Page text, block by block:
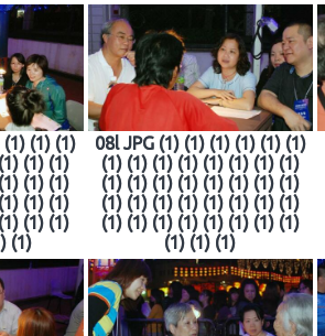
(1) (1) (1)
(1) (1)
(1) (1)
(1) (1)
(1) (1)
(1)
08l JPG (1) (1) (1) (1) (1) (1)
(1) (1) (1) (1) (1) (1) (1) (1)
(1) (1) (1) (1) (1) (1) (1) (1)
(1) (1) (1) (1) (1) (1) (1) (1)
(1) (1) (1) (1) (1) (1) (1) (1)
(1) (1) (1)